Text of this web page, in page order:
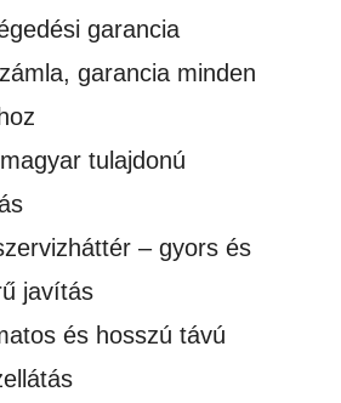
garancia
garancia minden
tulajdonú
– gyors és
javítás
és hosszú távú